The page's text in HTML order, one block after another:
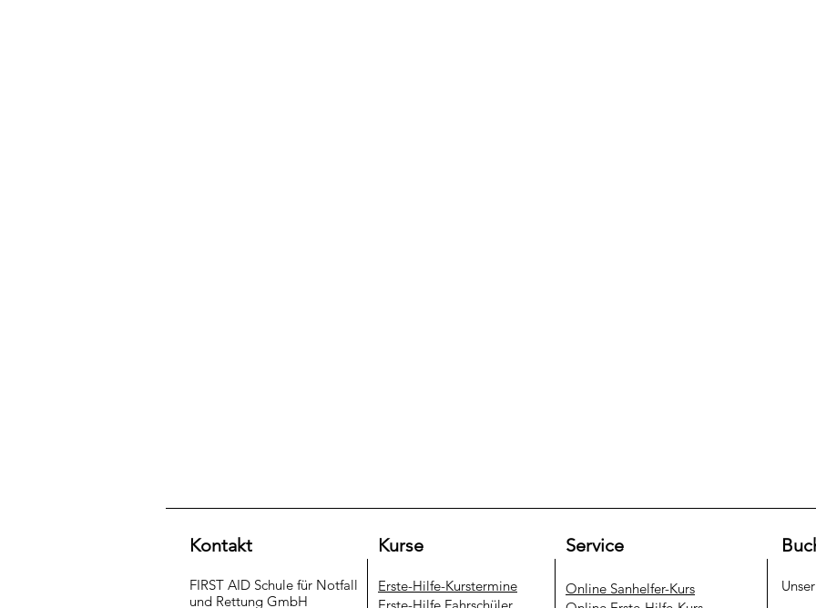
Kontakt
FIRST AID Schule für Notfall
und Rettung​ GmbH
Kurse
Erste-Hilfe-Kurstermine
Service
​Online Sanhelfer-Kurs​